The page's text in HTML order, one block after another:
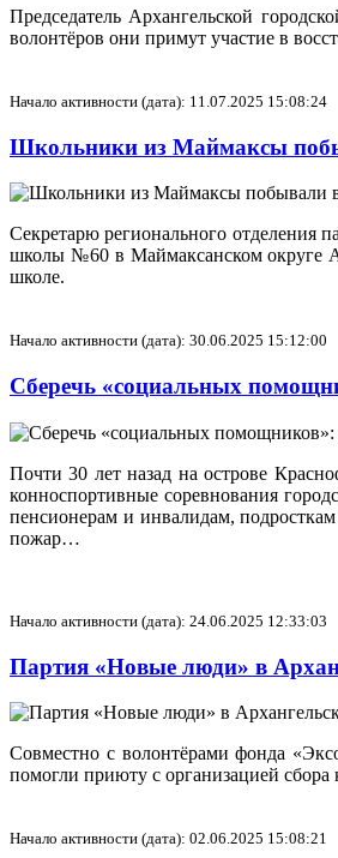
Председатель Архангельской
волонтёров они примут участие в
Начало активности (дата): 11.07.2025 15:08:24
Школьники из Маймаксы
Секретарю регионального отделения
школы №60 в Маймаксанском округе
школе.
Начало активности (дата): 30.06.2025 15:12:00
Сберечь «социальных
Почти 30 лет назад на острове
конноспортивные соревнования
пенсионерам и инвалидам,
пожар…
Начало активности (дата): 24.06.2025 12:33:03
Партия «Новые люди» в
Совместно с волонтёрами фонда
помогли приюту с организацией
Начало активности (дата): 02.06.2025 15:08:21